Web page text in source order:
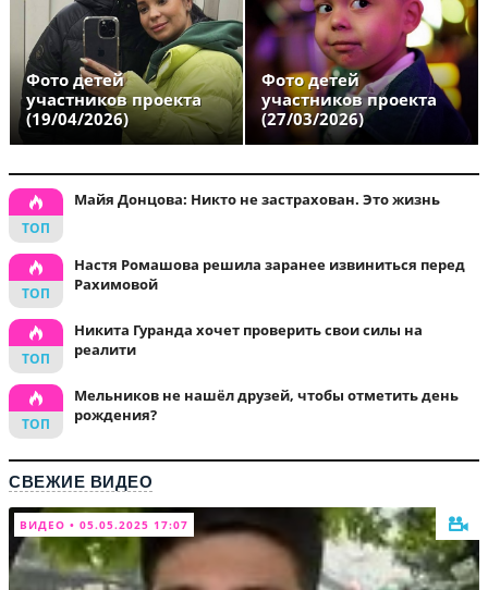
Фото детей
участников проекта
(19/04/2026)
Фото детей
участников проекта
(27/03/2026)
Майя Донцова: Никто не застрахован. Это жизнь
Настя Ромашова решила заранее извиниться перед
Рахимовой
Никита Гуранда хочет проверить свои силы на
реалити
Мельников не нашёл друзей, чтобы отметить день
рождения?
СВЕЖИЕ ВИДЕО
ВИДЕО • 05.05.2025 17:07